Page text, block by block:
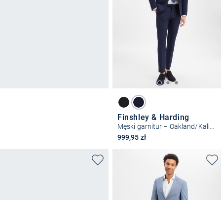
Finshley & Harding
999,95 zł